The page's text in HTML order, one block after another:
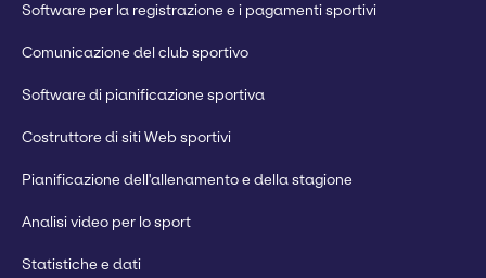
Software per la registrazione e i pagamenti sportivi
Comunicazione del club sportivo
Software di pianificazione sportiva
Costruttore di siti Web sportivi
Pianificazione dell'allenamento e della stagione
Analisi video per lo sport
Statistiche e dati